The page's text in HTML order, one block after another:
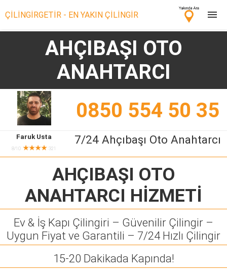
ÇİLİNGİRGETİR - EN YAKIN ÇİLİNGİR
Çilingir misin? Bize Katıl!
AHÇIBAŞI OTO
ANAHTARCI
0850 554 50 35
Faruk Usta
8/10 ★★★★321
7/24 Ahçıbaşı Oto Anahtarcı
AHÇIBAŞI OTO
ANAHTARCI HİZMETİ
Ev & İş Kapı Çilingiri – Güvenilir Çilingir –
Uygun Fiyat ve Garantili – 7/24 Hızlı Çilingir
15-20 Dakikada Kapında!